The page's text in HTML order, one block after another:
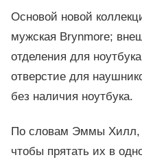
Основой новой
мужская Brynmore;
отделения для
отверстие для
без наличия ноутбука.
По словам Эммы Хилл,
чтобы прятать их в